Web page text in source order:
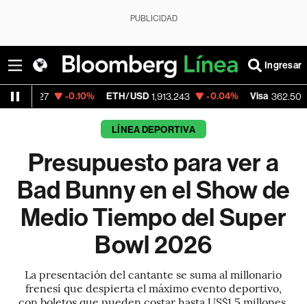
PUBLICIDAD
Ingresar
ETH/USD 1,913.243 -0.04% Visa 362.50 -2.15%
LÍNEA DEPORTIVA
Presupuesto para ver a
Bad Bunny en el Show de
Medio Tiempo del Super
Bowl 2026
La presentación del cantante se suma al millonario
frenesí que despierta el máximo evento deportivo,